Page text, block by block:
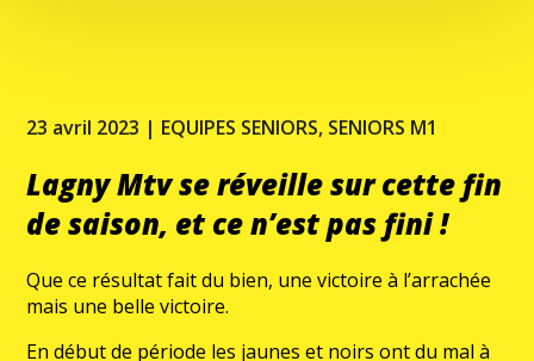
23 avril 2023 | EQUIPES SENIORS, SENIORS M1
Lagny Mtv se réveille sur cette fin
de saison, et ce n’est pas fini !
Que ce résultat fait du bien, une victoire à l’arrachée
mais une belle victoire.
En début de période les jaunes et noirs ont du mal à